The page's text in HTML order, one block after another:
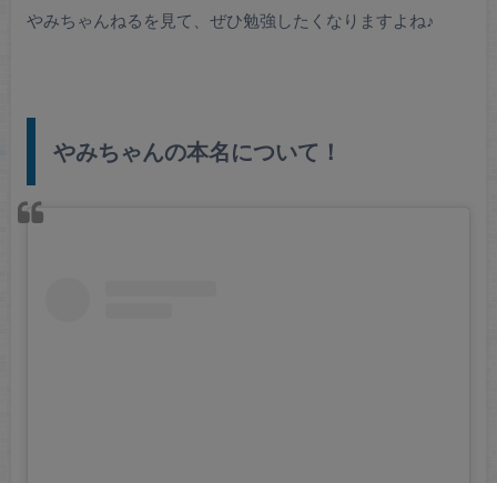
やみちゃんねるを見て、ぜひ勉強したくなりますよね♪
やみちゃんの本名について！